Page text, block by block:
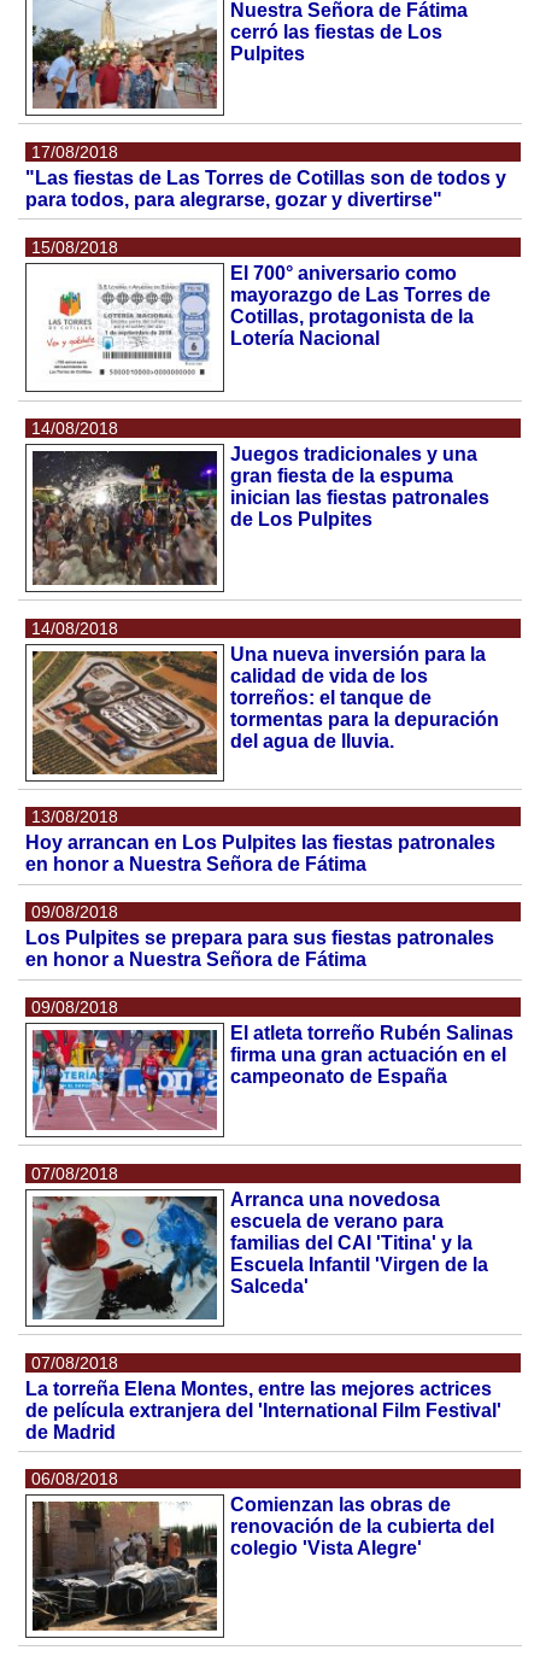
Nuestra Señora de Fátima
cerró las fiestas de Los
Pulpites
17/08/2018
"Las fiestas de Las Torres de Cotillas son de todos y
para todos, para alegrarse, gozar y divertirse"
15/08/2018
El 700° aniversario como
mayorazgo de Las Torres de
Cotillas, protagonista de la
Lotería Nacional
14/08/2018
Juegos tradicionales y una
gran fiesta de la espuma
inician las fiestas patronales
de Los Pulpites
14/08/2018
Una nueva inversión para la
calidad de vida de los
torreños: el tanque de
tormentas para la depuración
del agua de lluvia.
13/08/2018
Hoy arrancan en Los Pulpites las fiestas patronales
en honor a Nuestra Señora de Fátima
09/08/2018
Los Pulpites se prepara para sus fiestas patronales
en honor a Nuestra Señora de Fátima
09/08/2018
El atleta torreño Rubén Salinas
firma una gran actuación en el
campeonato de España
07/08/2018
Arranca una novedosa
escuela de verano para
familias del CAI 'Titina' y la
Escuela Infantil 'Virgen de la
Salceda'
07/08/2018
La torreña Elena Montes, entre las mejores actrices
de película extranjera del 'International Film Festival'
de Madrid
06/08/2018
Comienzan las obras de
renovación de la cubierta del
colegio 'Vista Alegre'